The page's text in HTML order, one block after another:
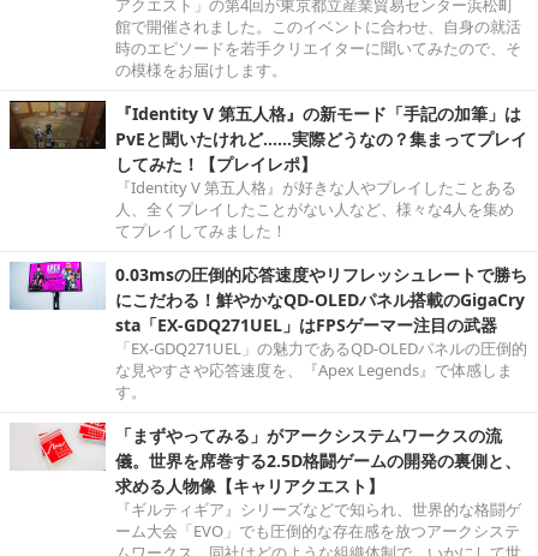
アクエスト」の第4回が東京都立産業貿易センター浜松町
館で開催されました。このイベントに合わせ、自身の就活
時のエピソードを若手クリエイターに聞いてみたので、そ
の模様をお届けします。
『Identity V 第五人格』の新モード「手記の加筆」は
PvEと聞いたけれど……実際どうなの？集まってプレイ
してみた！【プレイレポ】
『Identity V 第五人格』が好きな人やプレイしたことある
人、全くプレイしたことがない人など、様々な4人を集め
てプレイしてみました！
0.03msの圧倒的応答速度やリフレッシュレートで勝ち
にこだわる！鮮やかなQD-OLEDパネル搭載のGigaCry
sta「EX-GDQ271UEL」はFPSゲーマー注目の武器
「EX-GDQ271UEL」の魅力であるQD-OLEDパネルの圧倒的
な見やすさや応答速度を、『Apex Legends』で体感しま
す。
「まずやってみる」がアークシステムワークスの流
儀。世界を席巻する2.5D格闘ゲームの開発の裏側と、
求める人物像【キャリアクエスト】
『ギルティギア』シリーズなどで知られ、世界的な格闘ゲ
ーム大会「EVO」でも圧倒的な存在感を放つアークシステ